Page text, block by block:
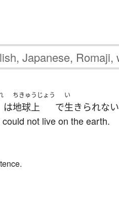
は
ちきゅうじょう
地球上 で
い
生きられない
not live on the earth.